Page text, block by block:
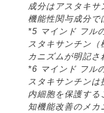
成分はアスタキ
機能性関与成分で
*5 マインド フル
スタキサンチン（
カニズムが明記さ
*6 マインド フル
スタキサンチン
内細胞を保護す
知機能改善のメカ